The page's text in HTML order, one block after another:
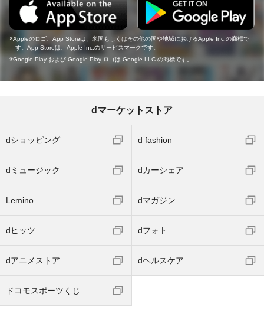
Appleのロゴ、App Storeは、米国もしくはその他の国や地域におけるApple Inc.の商標で
す。App Storeは、Apple Inc.のサービスマークです。
Google Play および Google Play ロゴは Google LLC の商標です。
dマーケットストア
dショッピング d fashion
dミュージック dカーシェア
Lemino dマガジン
dヒッツ dフォト
dアニメストア dヘルスケア
ドコモスポーツくじ